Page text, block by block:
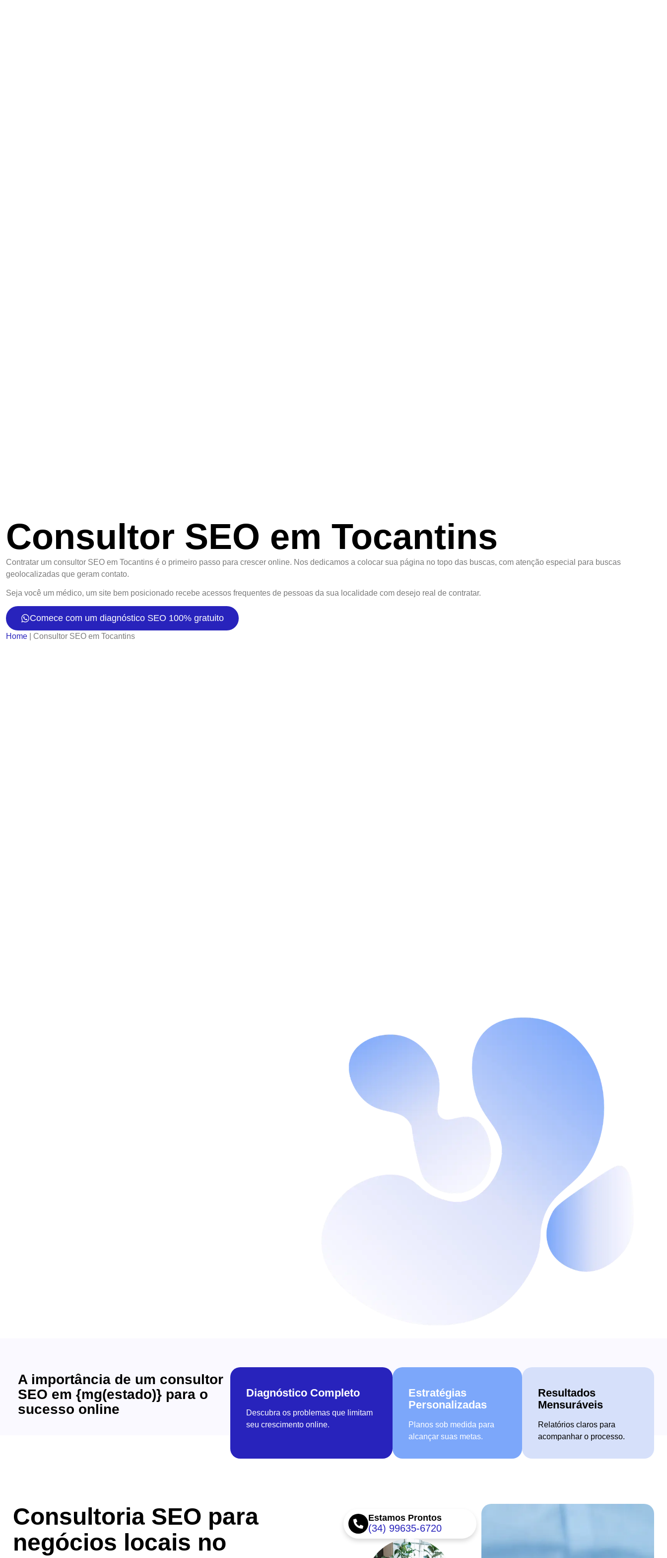
Consultor SEO em Tocantins
Contratar um consultor SEO em Tocantins é o primeiro passo para crescer online. Nos dedicamos a colocar sua página no topo das buscas, com atenção especial para buscas
geolocalizadas que geram contato.
Seja você um médico, um site bem posicionado recebe acessos frequentes de pessoas da sua localidade com desejo real de contratar.
Comece com um diagnóstico SEO 100% gratuito
Home Consultor SEO em Tocantins
A importância de um consultor
SEO em {mg(estado)} para o
sucesso online
Diagnóstico Completo
Descubra os problemas que limitam
seu crescimento online.
Estratégias
Personalizadas
Planos sob medida para
alcançar suas metas.
Resultados
Mensuráveis
Relatórios claros para
acompanhar o processo.
Consultoria SEO para
negócios locais no
Estamos Prontos
(34) 99635-6720